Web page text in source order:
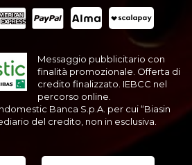
Messaggio pubblicitario con
finalità promozionale. Offerta di
credito finalizzato. IEBCC nel
percorso online.
Banca S.p.A. per cui “Biasin
del credito, non in esclusiva.